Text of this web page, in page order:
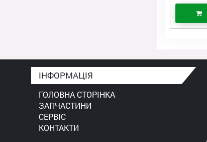
ІНФОРМАЦІЯ
ГОЛОВНА СТОРІНКА
ЗАПЧАСТИНИ
СЕРВІС
КОНТАКТИ